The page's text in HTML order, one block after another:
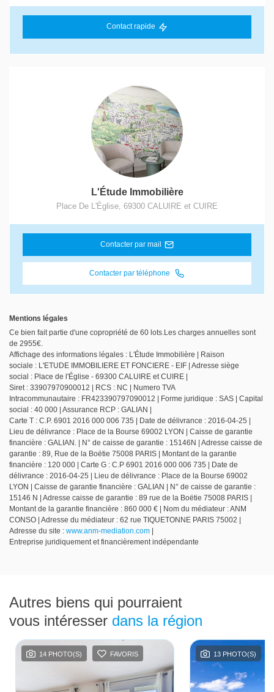
Contact rapide
L'Étude Immobilière
Place De L'Église 69300 CALUIRE et CUIRE
Contacter par mail
Contacter par téléphone
Mentions légales
Ce bien fait partie d'une copropriété de 60 lots.Les charges annuelles sont
de 2955€.
Affichage des informations légales : L'Étude Immobilière | Raison
sociale : L'ETUDE IMMOBILIERE ET FONCIERE - EIF | Adresse siège
social : Place de l'Église - 69300 CALUIRE et CUIRE |
Siret : 33907970900012 | RCS : NC | Numero TVA
Intracommunautaire : FR423390797090012 | Forme juridique : SAS | Capital
social : 40 000 | Assurance RCP : GALIAN |
Carte T : C.P. 6901 2016 000 006 735 | Date de délivrance : 2016-04-25 |
Lieu de délivrance : Place de la Bourse 69002 LYON | Caisse de garantie
financière : GALIAN. | N° de caisse de garantie : 15146N | Adresse caisse de
garantie : 89, Rue de la Boëtie 75008 PARIS | Montant de la garantie
financière : 120 000 | Carte G : C.P 6901 2016 000 006 735 | Date de
délivrance : 2016-04-25 | Lieu de délivrance : Place de la Bourse 69002
LYON | Caisse de garantie financière : GALIAN | N° de caisse de garantie :
15146 N | Adresse caisse de garantie : 89 rue de la Boëtie 75008 PARIS |
Montant de la garantie financière : 860 000 € | Nom du médiateur : ANM
CONSO | Adresse du médiateur : 62 rue TIQUETONNE PARIS 75002 |
Adresse du site : www.anm-mediation.com
Entreprise juridiquement et financièrement indépendante
Autres biens qui pourraient
vous intéresser dans la région
14 PHOTO(S) FAVORIS 13 PHOTO(S)